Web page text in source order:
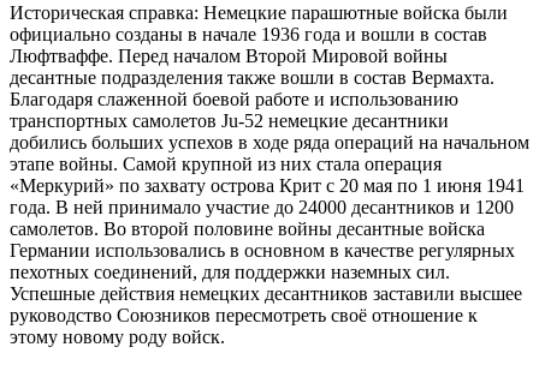
Историческая справка: Немецкие парашютные войска были
официально созданы в начале 1936 года и вошли в состав
Люфтваффе. Перед началом Второй Мировой войны
десантные подразделения также вошли в состав Вермахта.
Благодаря слаженной боевой работе и использованию
транспортных самолетов Ju-52 немецкие десантники
добились больших успехов в ходе ряда операций на начальном
этапе войны. Самой крупной из них стала операция
«Меркурий» по захвату острова Крит с 20 мая по 1 июня 1941
года. В ней принимало участие до 24000 десантников и 1200
самолетов. Во второй половине войны десантные войска
Германии использовались в основном в качестве регулярных
пехотных соединений, для поддержки наземных сил.
Успешные действия немецких десантников заставили высшее
руководство Союзников пересмотреть своё отношение к
этому новому роду войск.